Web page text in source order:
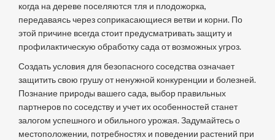
когда на дереве поселяются тля и плодожорка,
передаваясь через соприкасающиеся ветви и корни. По
этой причине всегда стоит предусматривать защиту и
профилактическую обработку сада от возможных угроз.
Создать условия для безопасного соседства означает
защитить свою грушу от ненужной конкуренции и болезней.
Познание природы вашего сада, выбор правильных
партнеров по соседству и учет их особенностей станет
залогом успешного и обильного урожая. Задумайтесь о
местоположении, потребностях и поведении растений при